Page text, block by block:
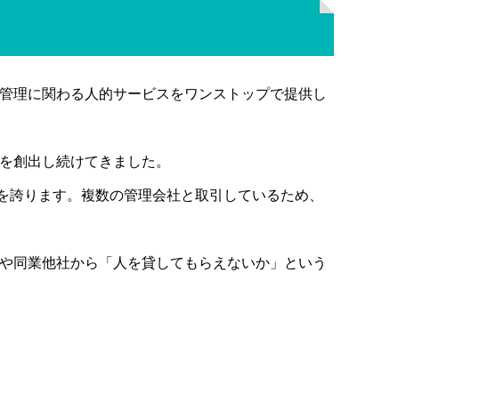
理に関わる人的サービスをワンストップで提供し
創出し続けてきました。
ります。複数の管理会社と取引しているため、
同業他社から「人を貸してもらえないか」という